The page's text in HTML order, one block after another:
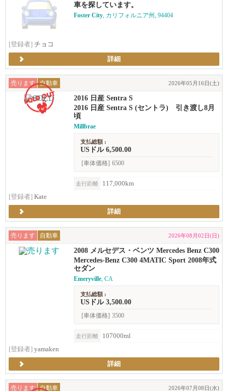
車を探しています。
Foster City, カリフォルニア州, 94404
[登録者] チョコ
詳細
売ります 自動車 2026年05月16日(土)
2016 日産 Sentra S
2016 日産 Sentra S (セントラ) 引き渡し8月
頃
Millbrae
支払総額 :
USドル 6,500.00
[車体価格] 6500
走行距離
117,000km
[登録者] Kate
詳細
売ります 自動車 2026年08月02日(日)
2008 メルセデス・ベンツ Mercedes Benz C300
sport セダン
Mercedes-Benz C300 4MATIC Sport 2008年式
セダン
Emeryville, CA
支払総額 :
USドル 3,500.00
[車体価格] 3500
走行距離
107000ml
[登録者] yamaken
詳細
売ります 自動車 2026年07月08日(水)